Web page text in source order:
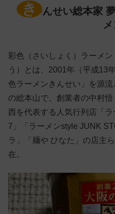
き
んせい総本家
彩色（さいしょく）ラーメ
う）とは、2001年（平成13
色ラーメンきんせい」を源流
の総本山で、創業者の中村
西を代表する人気行列店「
7」「ラーメンstyle JUNK
ラ」「麺や ひなた」の店主
在。